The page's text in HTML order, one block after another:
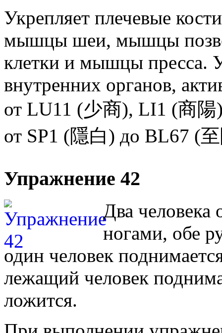
Укрепляет плечевые
мышцы шеи, мышцы
клетки и мышцы пресса.
внутренних органов,
от LU11 (少商), LI1 (商陽
от SP1 (隱白) до BL67 (
Упражнение 42
Два человека
ногами, обе
один человек
лежащий человек
ложится.